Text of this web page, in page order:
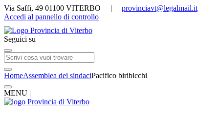
Via Saffi, 49 01100 VITERBO | provinciavt@legalmail.it |
Accedi al pannello di controllo
Seguici su
HomeAssemblea dei sindaciPacifico biribicchi
MENU |